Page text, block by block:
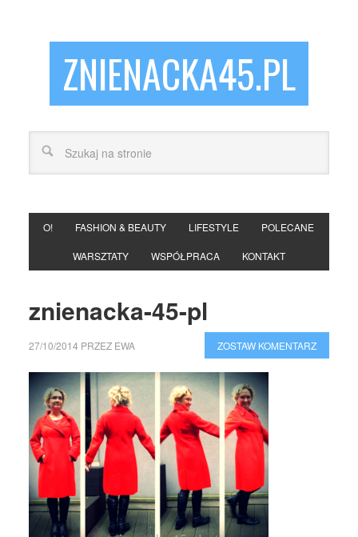
ZNIENACKA45.PL
O! FASHION & BEAUTY LIFESTYLE POLECANE
WARSZTATY WSPÓŁPRACA KONTAKT
znienacka-45-pl
27/10/2014 PRZEZ EWA ZOSTAW KOMENTARZ